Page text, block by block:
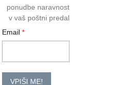
ponudbe naravnost
v vaš poštni predal
Email
VPIŠI ME!